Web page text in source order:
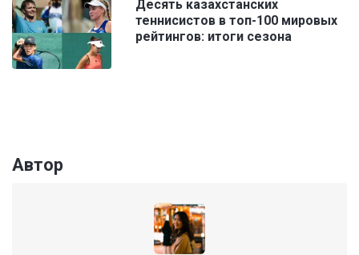
Десять казахстанских
теннисистов в топ-100 мировых
рейтингов: итоги сезона
Автор